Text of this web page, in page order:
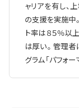
ャリアを有し、
の支援を実施中
ト率は８５％以
は厚い。 管理
グラム「パフォ